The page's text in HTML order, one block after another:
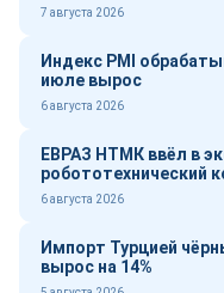
7 августа 2026
Индекс PMI
июле вырос
6 августа 2026
ЕВРАЗ НТМК ввёл в
робототехнический
6 августа 2026
Импорт Турцией
вырос на 14%